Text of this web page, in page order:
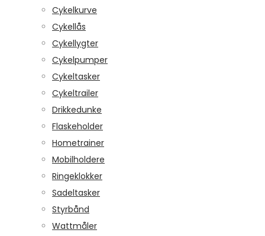
Cykelkurve
Cykellås
Cykellygter
Cykelpumper
Cykeltasker
Cykeltrailer
Drikkedunke
Flaskeholder
Hometrainer
Mobilholdere
Ringeklokker
Sadeltasker
Styrbånd
Wattmåler